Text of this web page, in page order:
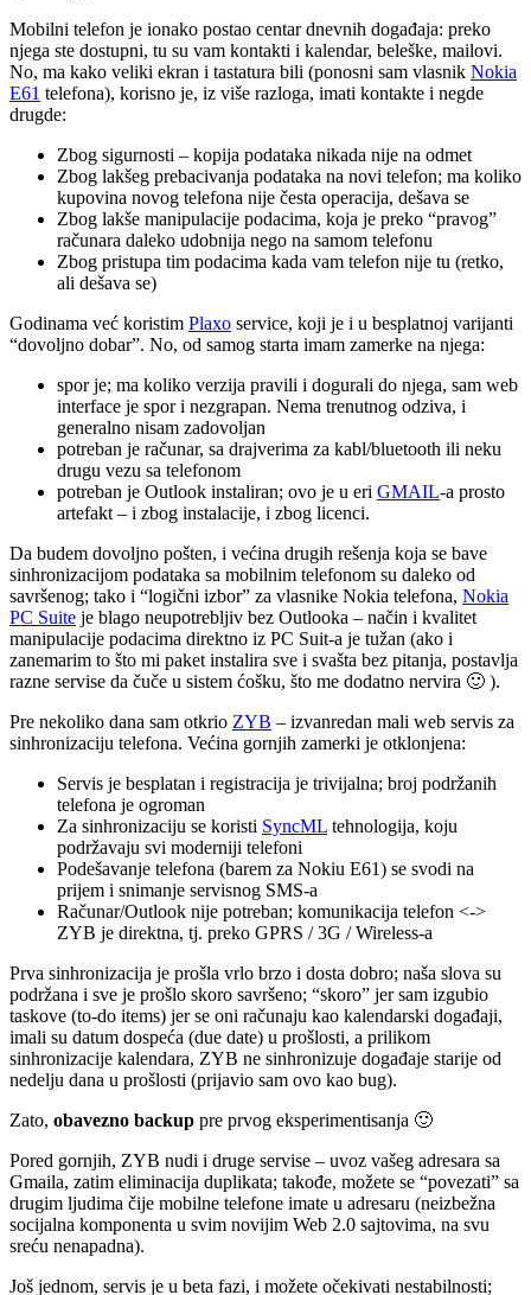
Mobilni telefon je ionako postao centar dnevnih događaja: preko
njega ste dostupni, tu su vam kontakti i kalendar, beleške, mailovi.
No, ma kako veliki ekran i tastatura bili (ponosni sam vlasnik Nokia
E61 telefona), korisno je, iz više razloga, imati kontakte i negde
drugde:
Zbog sigurnosti – kopija podataka nikada nije na odmet
Zbog lakšeg prebacivanja podataka na novi telefon; ma koliko
kupovina novog telefona nije česta operacija, dešava se
Zbog lakše manipulacije podacima, koja je preko “pravog”
računara daleko udobnija nego na samom telefonu
Zbog pristupa tim podacima kada vam telefon nije tu (retko,
ali dešava se)
Godinama već koristim Plaxo service, koji je i u besplatnoj varijanti
“dovoljno dobar”. No, od samog starta imam zamerke na njega:
spor je; ma koliko verzija pravili i dogurali do njega, sam web
interface je spor i nezgrapan. Nema trenutnog odziva, i
generalno nisam zadovoljan
potreban je računar, sa drajverima za kabl/bluetooth ili neku
drugu vezu sa telefonom
potreban je Outlook instaliran; ovo je u eri GMAIL-a prosto
artefakt – i zbog instalacije, i zbog licenci.
Da budem dovoljno pošten, i većina drugih rešenja koja se bave
sinhronizacijom podataka sa mobilnim telefonom su daleko od
savršenog; tako i “logični izbor” za vlasnike Nokia telefona, Nokia
PC Suite je blago neupotrebljiv bez Outlooka – način i kvalitet
manipulacije podacima direktno iz PC Suit-a je tužan (ako i
zanemarim to što mi paket instalira sve i svašta bez pitanja, postavlja
razne servise da čuče u sistem ćošku, što me dodatno nervira 🙂 ).
Pre nekoliko dana sam otkrio ZYB – izvanredan mali web servis za
sinhronizaciju telefona. Većina gornjih zamerki je otklonjena:
Servis je besplatan i registracija je trivijalna; broj podržanih
telefona je ogroman
Za sinhronizaciju se koristi SyncML tehnologija, koju
podržavaju svi moderniji telefoni
Podešavanje telefona (barem za Nokiu E61) se svodi na
prijem i snimanje servisnog SMS-a
Računar/Outlook nije potreban; komunikacija telefon <->
ZYB je direktna, tj. preko GPRS / 3G / Wireless-a
Prva sinhronizacija je prošla vrlo brzo i dosta dobro; naša slova su
podržana i sve je prošlo skoro savršeno; “skoro” jer sam izgubio
taskove (to-do items) jer se oni računaju kao kalendarski događaji,
imali su datum dospeća (due date) u prošlosti, a prilikom
sinhronizacije kalendara, ZYB ne sinhronizuje događaje starije od
nedelju dana u prošlosti (prijavio sam ovo kao bug).
Zato, obavezno backup pre prvog eksperimentisanja 🙂
Pored gornjih, ZYB nudi i druge servise – uvoz vašeg adresara sa
Gmaila, zatim eliminacija duplikata; takođe, možete se “povezati” sa
drugim ljudima čije mobilne telefone imate u adresaru (neizbežna
socijalna komponenta u svim novijim Web 2.0 sajtovima, na svu
sreću nenapadna).
Još jednom, servis je u beta fazi, i možete očekivati nestabilnosti;